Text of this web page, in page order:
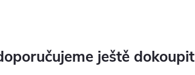
ještě dokoupit